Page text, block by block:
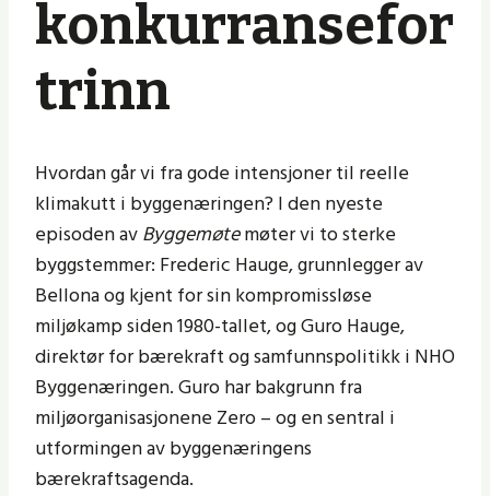
konkurransefor
trinn
Hvordan går vi fra gode intensjoner til reelle
klimakutt i byggenæringen? I den nyeste
episoden avByggemøtemøter vi to sterke
byggstemmer: Frederic Hauge, grunnlegger av
Bellona og kjent for sin kompromissløse
miljøkamp siden 1980-tallet, og Guro Hauge,
direktør for bærekraft og samfunnspolitikk i NHO
Byggenæringen. Guro har bakgrunn fra
miljøorganisasjonene Zero – og en sentral i
utformingen av byggenæringens
bærekraftsagenda.